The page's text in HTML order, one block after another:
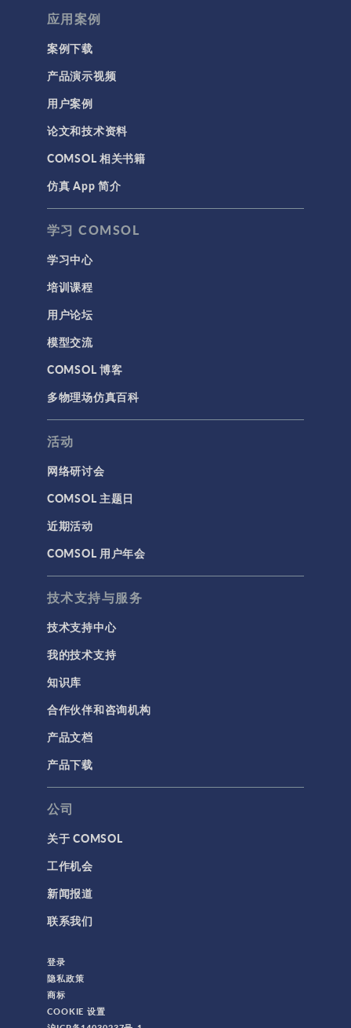
应用案例
案例下载
产品演示视频
用户案例
论文和技术资料
COMSOL 相关书籍
仿真 App 简介
学习 COMSOL
学习中心
培训课程
用户论坛
模型交流
COMSOL 博客
多物理场仿真百科
活动
网络研讨会
COMSOL 主题日
近期活动
COMSOL 用户年会
技术支持与服务
技术支持中心
我的技术支持
知识库
合作伙伴和咨询机构
产品文档
产品下载
公司
关于 COMSOL
工作机会
新闻报道
联系我们
登录
隐私政策
商标
COOKIE 设置